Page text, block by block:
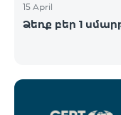
15 April
Ձեռք բեր 1